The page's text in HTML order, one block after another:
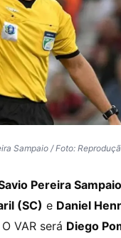
Sampaio / Foto:
Pereira
(SC) e Daniel
O VAR será Diego